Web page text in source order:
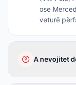
ose
veturë
A nevojitet